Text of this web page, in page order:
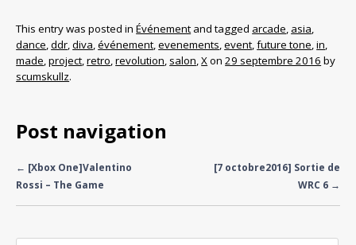
This entry was posted inÉvénement and tagged arcade, asia,
dance,ddr,diva,événement,evenements,event,future tone,in,
made,project,retro,revolution, salon,Xon29 septembre 2016 by
scumskullz.
Post navigation
← [Xbox One]Valentino
Rossi – The Game
[7 octobre2016] Sortie de
WRC 6 →